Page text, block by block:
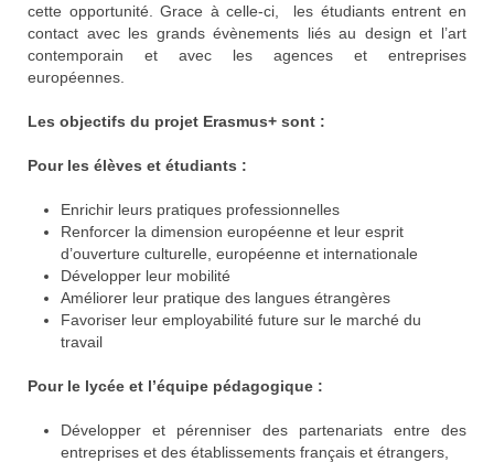
cette opportunité. Grace à celle-ci, les étudiants entrent en
contact avec les grands évènements liés au design et l’art
contemporain et avec les agences et entreprises
européennes.
Les objectifs du projet Erasmus+ sont :
Pour les élèves et étudiants :
Enrichir leurs pratiques professionnelles
Renforcer la dimension européenne et leur esprit
d’ouverture culturelle, européenne et internationale
Développer leur mobilité
Améliorer leur pratique des langues étrangères
Favoriser leur employabilité future sur le marché du
travail
Pour le lycée et l’équipe pédagogique :
Développer et pérenniser des partenariats entre des
entreprises et des établissements français et étrangers,